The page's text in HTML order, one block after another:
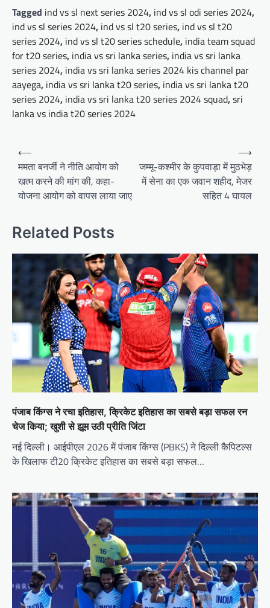
Tagged ind vs sl next series 2024, ind vs sl odi series 2024,
ind vs sl series 2024, ind vs sl t20 series, ind vs sl t20
series 2024, ind vs sl t20 series schedule, india team squad
for t20 series, india vs sri lanka series, india vs sri lanka
series 2024, india vs sri lanka series 2024 kis channel par
aayega, india vs sri lanka t20 series, india vs sri lanka t20
series 2024, india vs sri lanka t20 series 2024 squad,sri
lanka vs india t20 series 2024
Post
navigation
⟵
ममता बनर्जी ने नीति आयोग को
खत्म करने की मांग की, कहा-
योजना आयोग को वापस लाया जाए
जम्मू-कश्मीर के कुपवाड़ा में मुठभेड़
में सेना का एक जवान शहीद, मेजर
सहित 4 घायल
⟶
Related Posts
पंजाब किंग्स ने रचा इतिहास, क्रिकेट इतिहास का सबसे बड़ा सफल रन
चेज किया; खुशी से झूम उठी प्रीति जिंटा
नई दिल्ली। आईपीएल 2026 में पंजाब किंग्स (PBKS) ने दिल्ली कैपिटल्स
के खिलाफ टी20 क्रिकेट इतिहास का सबसे बड़ा सफल…